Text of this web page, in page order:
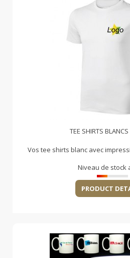
TEE SHIRTS
Vos tee shirts blanc avec
Niveau de stock
PRODUCT